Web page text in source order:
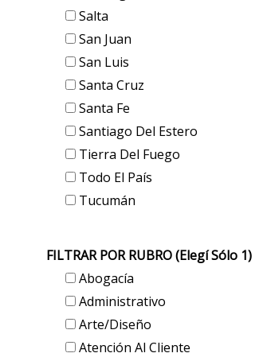
Salta
San Juan
San Luis
Santa Cruz
Santa Fe
Santiago Del Estero
Tierra Del Fuego
Todo El País
Tucumán
FILTRAR POR RUBRO (elegí Sólo 1)
Abogacía
Administrativo
Arte/Diseño
Atención Al Cliente